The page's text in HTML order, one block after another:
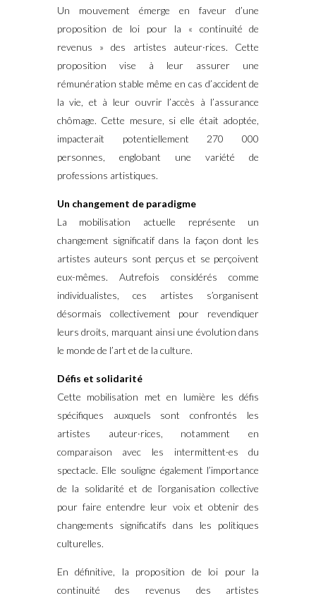
Un mouvement émerge en faveur d’une
proposition de loi pour la « continuité de
revenus » des artistes auteur·rices. Cette
proposition vise à leur assurer une
rémunération stable même en cas d’accident de
la vie, et à leur ouvrir l’accès à l’assurance
chômage. Cette mesure, si elle était adoptée,
impacterait potentiellement 270 000
personnes, englobant une variété de
professions artistiques.
Un changement de paradigme
La mobilisation actuelle représente un
changement significatif dans la façon dont les
artistes auteurs sont perçus et se perçoivent
eux-mêmes. Autrefois considérés comme
individualistes, ces artistes s’organisent
désormais collectivement pour revendiquer
leurs droits, marquant ainsi une évolution dans
le monde de l’art et de la culture.
Défis et solidarité
Cette mobilisation met en lumière les défis
spécifiques auxquels sont confrontés les
artistes auteur·rices, notamment en
comparaison avec les intermittent·es du
spectacle. Elle souligne également l’importance
de la solidarité et de l’organisation collective
pour faire entendre leur voix et obtenir des
changements significatifs dans les politiques
culturelles.
En définitive, la proposition de loi pour la
continuité des revenus des artistes